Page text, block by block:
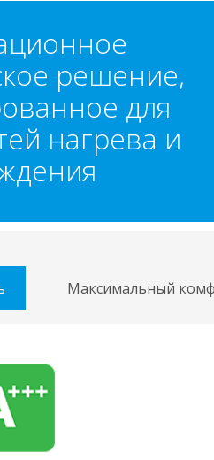
решение,
для
нагрева и
Максимальный